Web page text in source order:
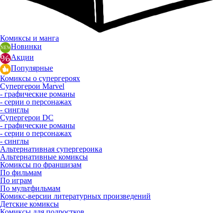
Комиксы и манга
Новинки
Акции
Популярные
Комиксы о супергероях
Супергерои Marvel
- графические романы
- серии о персонажах
- синглы
Супергерои DC
- графические романы
- серии о персонажах
- синглы
Альтернативная супергероика
Альтернативные комиксы
Комиксы по франшизам
По фильмам
По играм
По мультфильмам
Комикс-версии литературных произведений
Детские комиксы